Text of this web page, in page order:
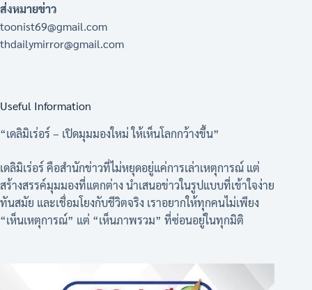
ส่งหมายข่าว
toonist69@gmail.com
thdailymirror@gmail.com
Useful Information
“เดลิมิเร่อร์ – เปิดมุมมองใหม่ ให้เห็นโลกกว้างขึ้น”
เดลิมิเร่อร์ คือสำนักข่าวที่ไม่หยุดอยู่แค่การเล่าเหตุการณ์ แต่
สร้างสรรค์มุมมองที่แตกต่าง นำเสนอข่าวในรูปแบบที่เข้าใจง่าย
ทันสมัย และเชื่อมโยงกับชีวิตจริง เราอยากให้ทุกคนไม่เพียง
“เห็นเหตุการณ์” แต่ “เห็นภาพรวม” ที่ซ่อนอยู่ในทุกมิติ